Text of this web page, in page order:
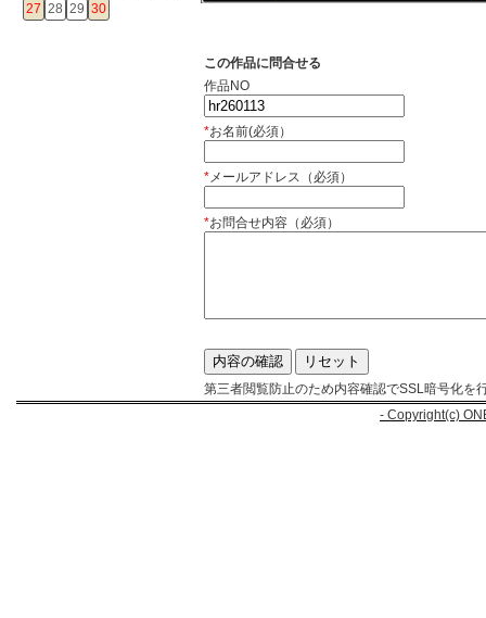
27 28 29 30
この作品に問合せる
作品NO
*お名前(必須）
*メールアドレス（必須）
*お問合せ内容（必須）
第三者閲覧防止のため内容確認でSSL暗号化を
- Copyright(c)